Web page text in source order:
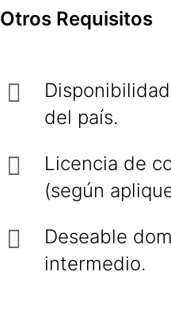
Otros Requisitos
del país.
Licencia de
(según
Deseable
intermedio.